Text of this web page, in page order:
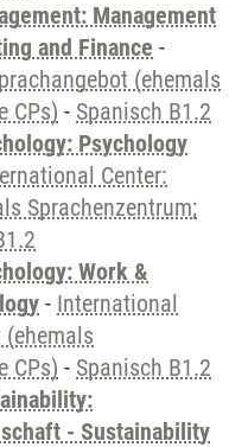
Management
and Finance -
(ehemals
CPs) - Spanisch B1.2
Psychology
Center:
Sprachenzentrum;
Work &
- International
(ehemals
CPs) - Spanisch B1.2
- Sustainability